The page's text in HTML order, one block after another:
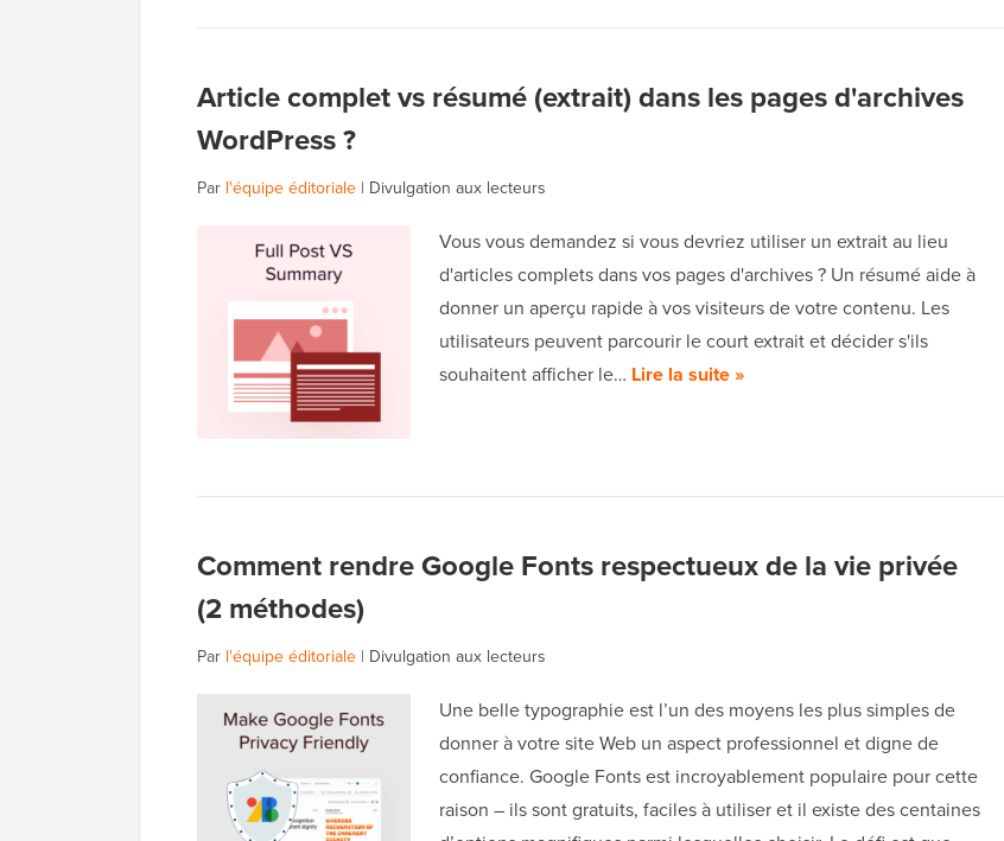
Article complet vs résumé (extrait) dans les pages d'archives
WordPress ?
Par l'équipe éditoriale | Divulgation aux lecteurs
Vous vous demandez si vous devriez utiliser un extrait au lieu
d'articles complets dans vos pages d'archives ? Un résumé aide à
donner un aperçu rapide à vos visiteurs de votre contenu. Les
utilisateurs peuvent parcourir le court extrait et décider s'ils
souhaitent afficher le… Lire la suite »
Comment rendre Google Fonts respectueux de la vie privée
(2 méthodes)
Par l'équipe éditoriale | Divulgation aux lecteurs
Une belle typographie est l’un des moyens les plus simples de
donner à votre site Web un aspect professionnel et digne de
confiance. Google Fonts est incroyablement populaire pour cette
raison – ils sont gratuits, faciles à utiliser et il existe des centaines